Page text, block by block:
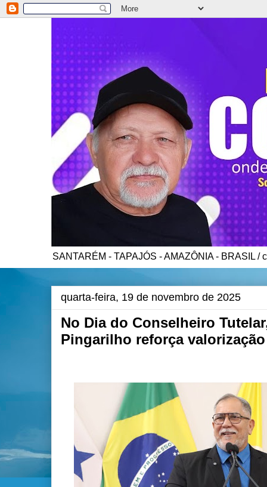
SANTARÉM - TAPAJÓS - AMAZÔNIA - BRASIL /
quarta-feira, 19 de novembro de 2025
No Dia do Conselheiro
Pingarilho reforça